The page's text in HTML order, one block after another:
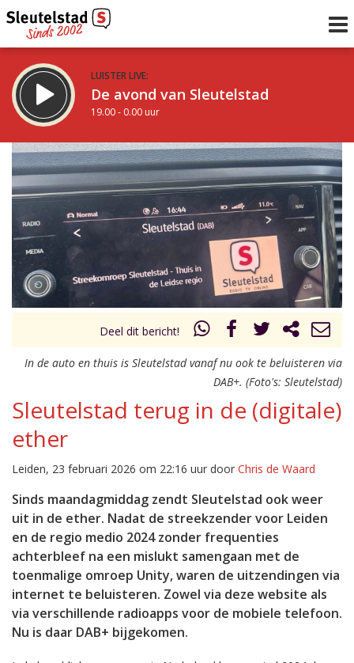
LUISTER LIVE:
De avond van Sleutelstad
19.00 - 0.00 uur
STRAKS:
De nacht van Sleutelstad
0.00 - 6.00 uur
Vorig uur
uur 1 van 0 Volgend uur
Deel dit bericht!
In de auto en thuis is Sleutelstad vanaf nu ook te beluisteren via
DAB+. (Foto's: Sleutelstad)
Sleutelstad terug in de (digitale)
ether
Leiden, 23 februari 2026 om 22:16 uur door Chris de Waard
Sinds maandagmiddag zendt Sleutelstad ook weer
uit in de ether. Nadat de streekzender voor Leiden
en de regio medio 2024 zonder frequenties
achterbleef na een mislukt samengaan met de
toenmalige omroep Unity, waren de uitzendingen via
internet te beluisteren. Zowel via deze website als
via verschillende radioapps voor de mobiele telefoon.
Nu is daar DAB+ bijgekomen.